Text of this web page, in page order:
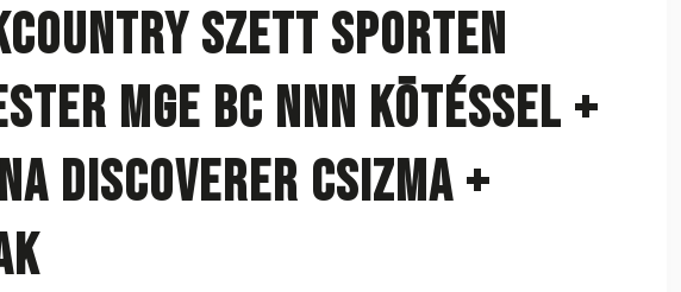
szett SPORTEN
MgE BC NNN kötéssel +
Discoverer csizma +